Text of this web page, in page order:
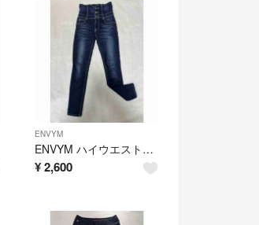
ENVYM
ENVYM ハイウエストスキニーパンツ XS インディゴ
¥2,600